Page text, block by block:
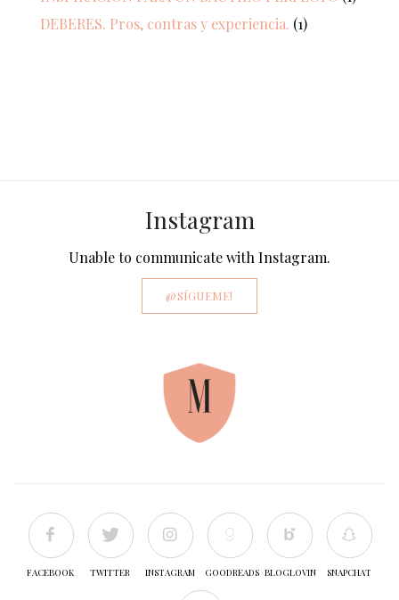
DEBERES. Pros, contras y experiencia. (1)
Instagram
Unable to communicate with Instagram.
@SÍGUEME!
FACEBOOK TWITTER INSTAGRAM GOODREADS BLOGLOVIN SNAPCHAT